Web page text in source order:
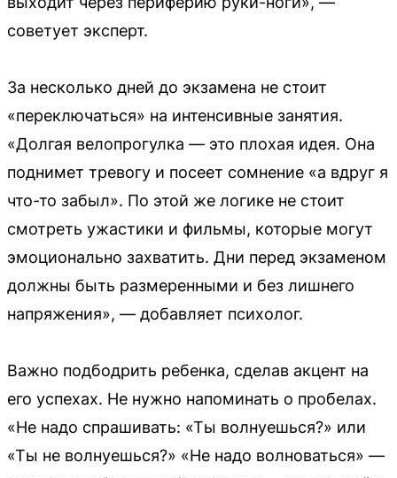
советует эксперт.
За несколько дней до экзамена не стоит
«переключаться» на интенсивные занятия.
«Долгая велопрогулка — это плохая идея. Она
поднимет тревогу и посеет сомнение «а вдруг я
что-то забыл». По этой же логике не стоит
смотреть ужастики и фильмы, которые могут
эмоционально захватить. Дни перед экзаменом
должны быть размеренными и без лишнего
напряжения», — добавляет психолог.
Важно подбодрить ребенка, сделав акцент на
его успехах. Не нужно напоминать о пробелах.
«Не надо спрашивать: «Ты волнуешься?» или
«Ты не волнуешься?» «Не надо волноваться» —